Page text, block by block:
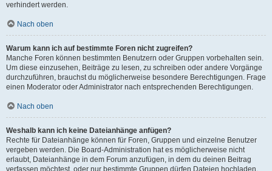
verhindert werden.
Nach oben
Warum kann ich auf bestimmte Foren nicht zugreifen?
Manche Foren können bestimmten Benutzern oder Gruppen vorbehalten sein.
Um diese einzusehen, Beiträge zu lesen, zu schreiben oder andere Vorgänge
durchzuführen, brauchst du möglicherweise besondere Berechtigungen. Frage
einen Moderator oder Administrator nach entsprechenden Berechtigungen.
Nach oben
Weshalb kann ich keine Dateianhänge anfügen?
Rechte für Dateianhänge können für Foren, Gruppen und einzelne Benutzer
vergeben werden. Die Board-Administration hat es möglicherweise nicht
erlaubt, Dateianhänge in dem Forum anzufügen, in dem du deinen Beitrag
verfassen möchtest, oder nur bestimmte Gruppen dürfen Dateien hochladen.